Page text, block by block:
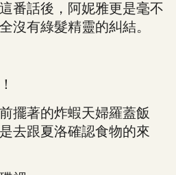
話後，阿妮雅更是毫不
沒有綠髮精靈的糾結。
著的炸蝦天婦羅蓋飯
去跟夏洛確認食物的來